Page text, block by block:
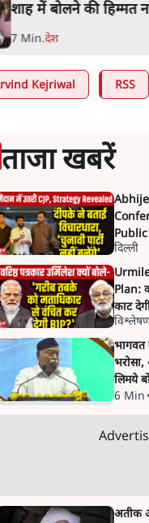
शाह में बोलने की हिम्मत
7 Min.देश
Kejriwal RSS
ताजा खबरें
CJP!
दिल्ली
Plan:
काट
लिमये
6 Min •
अतीक